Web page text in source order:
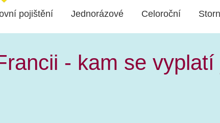
pojištění Jednorázové Celoroční
- kam se